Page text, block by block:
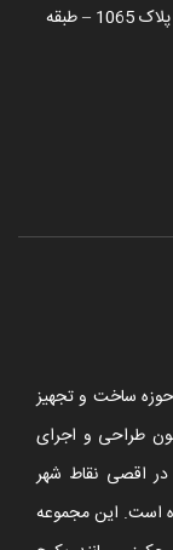
بزرگراه رسالت – بین 16 متری اول و دوم شمالی – پلاک 1065 – طبقه
فعالیت خود را از سال 1380 در حوزه ساخت و تجهیز
طراحی و اجرای
اقصی نقاط شهر
است. این مجموعه